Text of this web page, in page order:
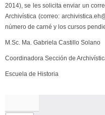
2014), se les solicita enviar un
Archivística (correo:
número de carné y los cursos
M.Sc. Ma. Gabriela Castillo Solano
Coordinadora Sección de
Escuela de Historia